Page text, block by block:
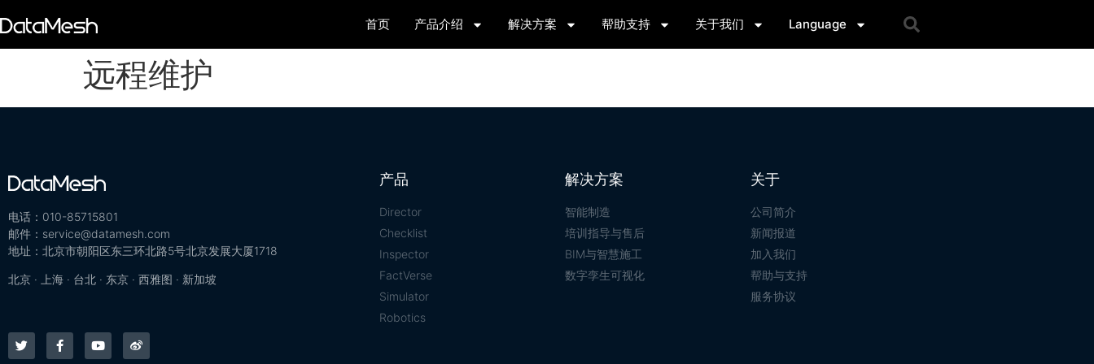
首页 产品介绍 解决方案 帮助支持 关于我们 Language
远程维护
电话：010-85715801
邮件：service@datamesh.com
地址：北京市朝阳区东三环北路5号北京发展大厦1718
北京 · 上海 · 台北 · 东京 · 西雅图 · 新加坡
产品
Director
Checklist
Inspector
FactVerse
Simulator
Robotics
解决方案
智能制造
培训指导与售后
BIM与智慧施工
数字孪生可视化
关于
公司简介
新闻报道
加入我们
帮助与支持
服务协议